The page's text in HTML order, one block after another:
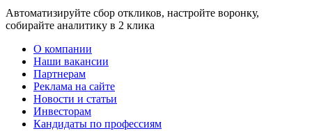
Автоматизируйте сбор откликов, настройте воронку,
собирайте аналитику в 2 клика
О компании
Наши вакансии
Партнерам
Реклама на сайте
Новости и статьи
Инвесторам
Кандидаты по профессиям